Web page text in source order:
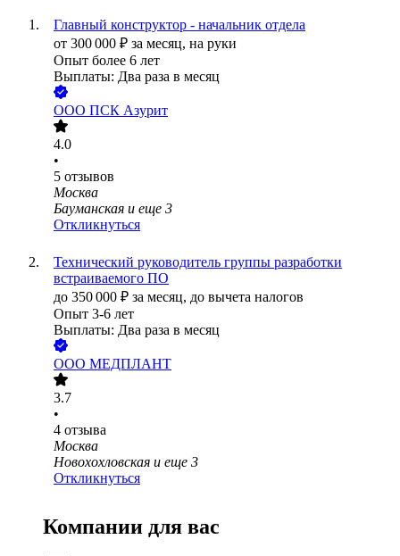
Главный конструктор - начальник отдела
от 300 000 ₽ за месяц, на руки
Опыт более 6 лет
Выплаты: Два раза в месяц
ООО ПСК Азурит
4.0
•
5 отзывов
Москва
Бауманская и еще 3
Откликнуться
Технический руководитель группы разработки
встраиваемого ПО
до 350 000 ₽ за месяц, до вычета налогов
Опыт 3-6 лет
Выплаты: Два раза в месяц
ООО МЕДПЛАНТ
3.7
•
4 отзыва
Москва
Новохохловская и еще 3
Откликнуться
Компании для вас